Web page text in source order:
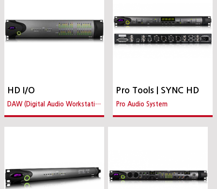
HD I/O
DAW (Digital Audio Workstation)
Pro Tools | SYNC HD
Pro Audio System